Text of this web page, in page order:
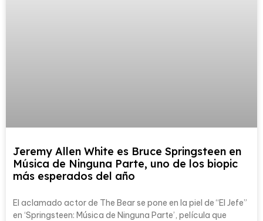
Jeremy Allen White es Bruce Springsteen en
Música de Ninguna Parte, uno de los biopic
más esperados del año
El aclamado actor de The Bear se pone en la piel de “El Jefe”
en ‘Springsteen: Música de Ninguna Parte’, película que